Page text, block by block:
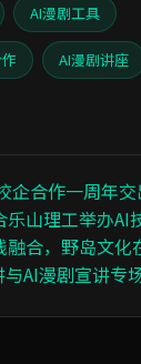
AI漫剧工具
AI漫剧讲座
合作一周年交
乐山理工举办AI
融合，野岛文化
与AI漫剧宣讲专